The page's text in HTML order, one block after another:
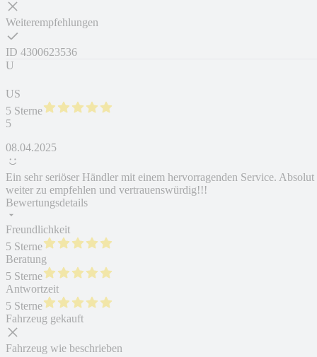
Weiterempfehlungen
ID 4300623536
U
US
5 Sterne
5
08.04.2025
Ein sehr seriöser Händler mit einem hervorragenden Service. Absolut
weiter zu empfehlen und vertrauenswürdig!!!
Bewertungsdetails
Freundlichkeit
5 Sterne
Beratung
5 Sterne
Antwortzeit
5 Sterne
Fahrzeug gekauft
Fahrzeug wie beschrieben